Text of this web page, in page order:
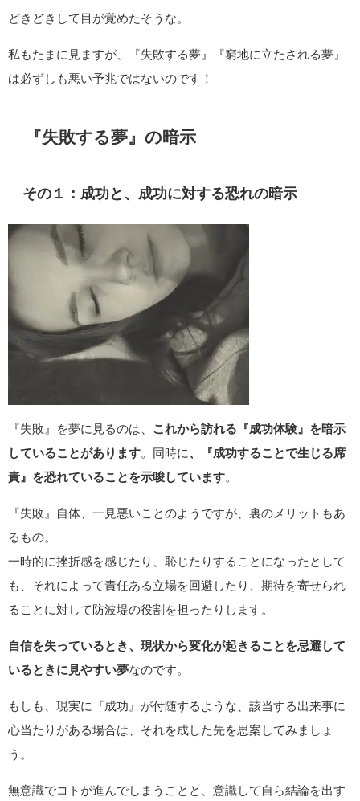
どきどきして目が覚めたそうな。
私もたまに見ますが、『失敗する夢』『窮地に立たされる夢』
は必ずしも悪い予兆ではないのです！
『失敗する夢』の暗示
その１：成功と、成功に対する恐れの暗示
『失敗』を夢に見るのは、 これから訪れる『成功体験』を暗示
していることがあります。同時に、『成功することで生じる席
責』を恐れていることを示唆しています。
『失敗』自体、一見悪いことのようですが、裏のメリットもあ
るもの。
一時的に挫折感を感じたり、恥じたりすることになったとして
も、それによって責任ある立場を回避したり、期待を寄せられ
ることに対して防波堤の役割を担ったりします。
自信を失っているとき、現状から変化が起きることを忌避して
いるときに見やすい夢なのです。
もしも、現実に『成功』が付随するような、該当する出来事に
心当たりがある場合は、それを成した先を思案してみましょ
う。
無意識でコトが進んでしまうことと、意識して自ら結論を出す